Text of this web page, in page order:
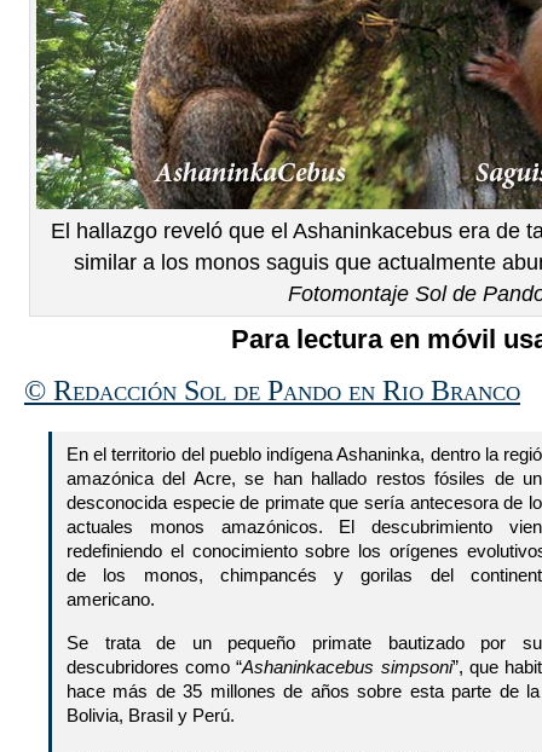
El hallazgo reveló que el Ashaninkacebus era de
similar a los monos saguis que actualmente
Fotomontaje Sol de
Para lectura en móvil
© Redacción Sol de Pando en Rio Branco
En el territorio del pueblo indígena Ashaninka, dentro la
amazónica del Acre, se han hallado restos fósiles de
desconocida especie de primate que sería antecesora de
actuales monos amazónicos. El descubrimiento
redefiniendo el conocimiento sobre los orígenes
de los monos, chimpancés y gorilas del
americano.
Se trata de un pequeño primate bautizado por
descubridores como “Ashaninkacebus simpsoni”, que
hace más de 35 millones de años sobre esta parte de
Bolivia, Brasil y Perú.